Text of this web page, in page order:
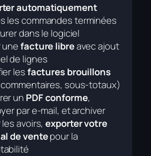
automatiquement
les commandes terminées
dans le logiciel
unefacture libreavec ajout
de lignes
lesfactures brouillons
sous-totaux)
un PDF conforme,
par e-mail, et archiver
les avoirs,exporter votre
de ventepour la